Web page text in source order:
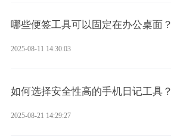
哪些便签工具可以固定在办公桌面？
2025-08-11 14:30:03
如何选择安全性高的手机日记工具？
2025-08-21 14:29:27